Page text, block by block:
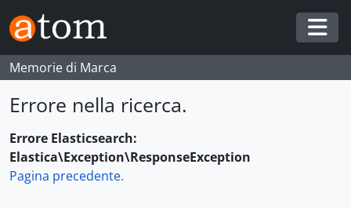
Skip to main content
Memorie di Marca
Errore nella ricerca.
Errore Elasticsearch:
Elastica\Exception\ResponseException
Pagina precedente.